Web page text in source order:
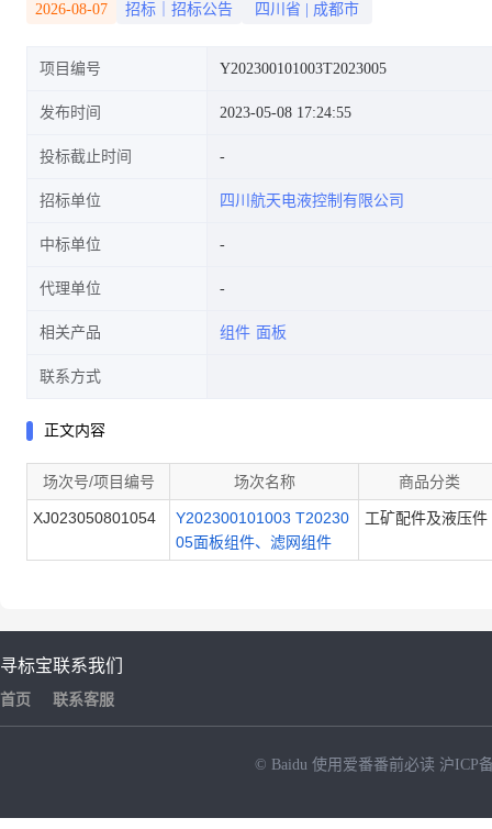
2026-08-07 招标｜招标公告 四川省 成都市
项目编号 Y202300101003T2023005
发布时间 2023-05-08 17:24:55
投标截止时间
招标单位 四川航天电液控制有限公司
中标单位
代理单位
相关产品 组件 面板
联系方式
正文内容
场次号/项目编号 场次名称 商品分类
XJ023050801054
Y202300101003 T20230
05面板组件、滤网组件
工矿配件及液压件
寻标宝
首页
联系我们
联系客服
© Baidu 使用爱番番前必读 沪ICP